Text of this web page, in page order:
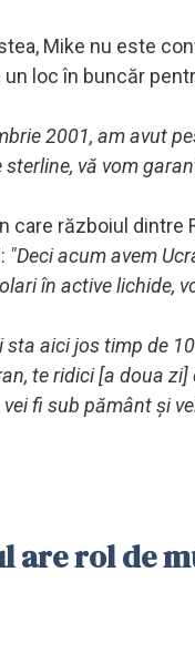
Mike nu este
un loc în buncăr
2001, am avut
sterline, vă vom
care războiul dintre
"Deci acum avem
în active lichide,
sta aici jos timp de
te ridici [a doua
fi sub pământ și
are rol de